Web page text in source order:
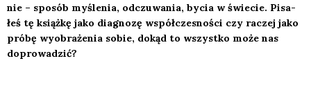
nie – sposób myśle­nia, odczu­wa­nia, bycia w świe­cie. Pisa­
łeś tę książ­kę jako dia­gno­zę współ­cze­sno­ści czy raczej jako
próbę wyobra­że­nia sobie, dokąd to wszyst­ko może nas
dopro­wa­dzić?